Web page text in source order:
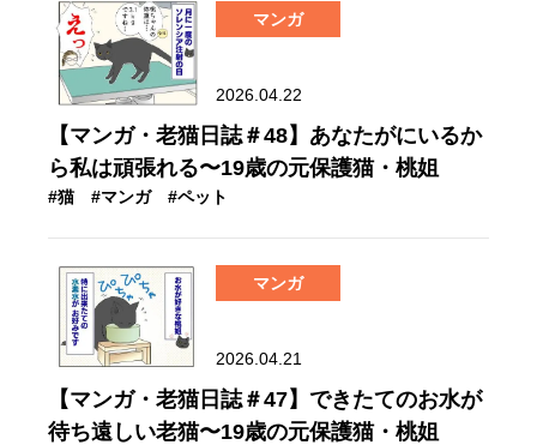
マンガ
2026.04.22
【マンガ・老猫日誌＃48】あなたがにいるか
ら私は頑張れる〜19歳の元保護猫・桃姐
#猫 #マンガ #ペット
マンガ
2026.04.21
【マンガ・老猫日誌＃47】できたてのお水が
待ち遠しい老猫〜19歳の元保護猫・桃姐